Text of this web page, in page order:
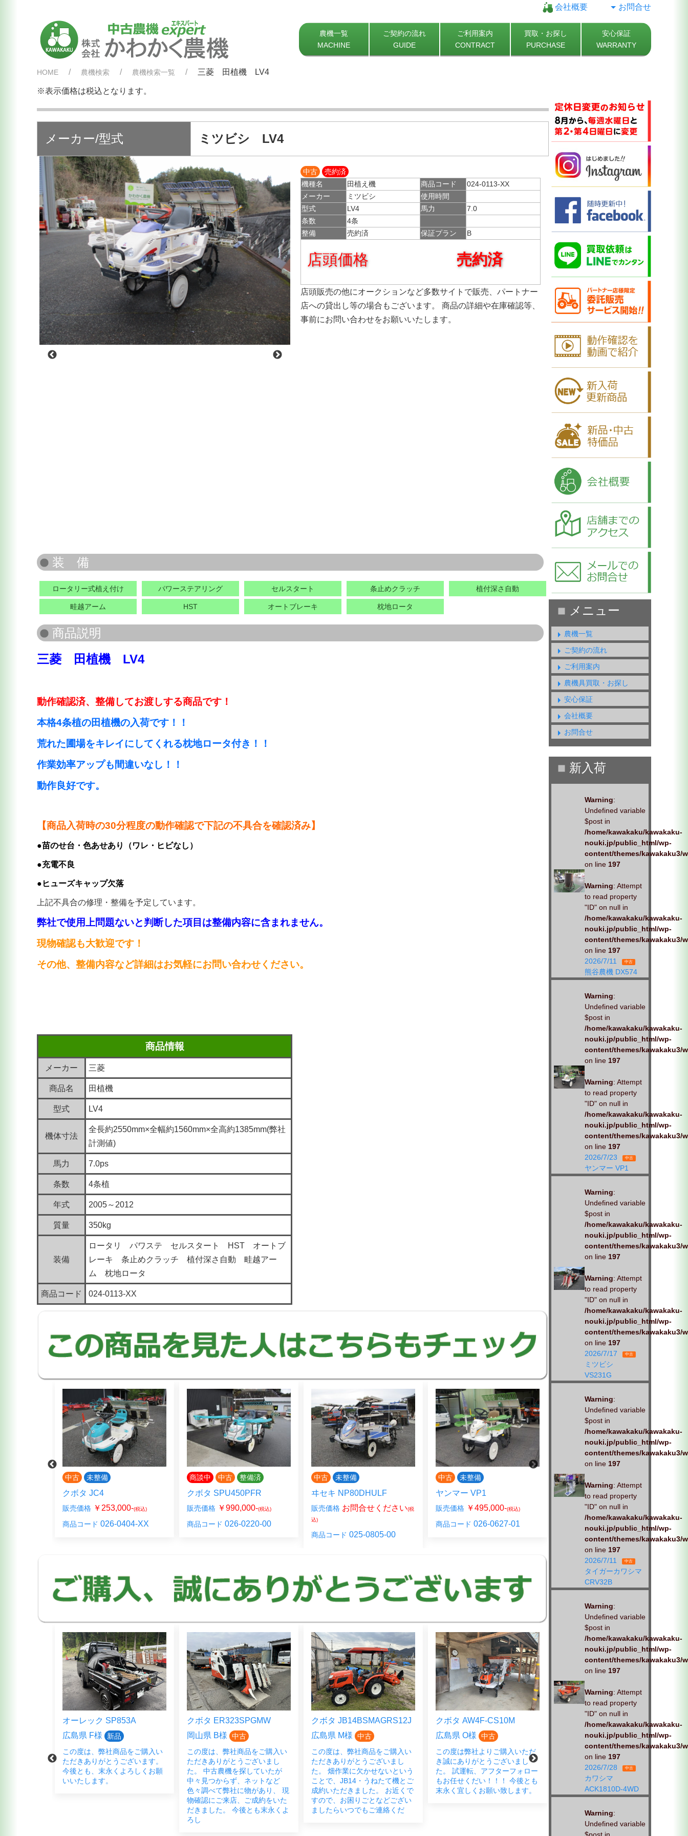
会社概要 お問合せ
農機一覧
MACHINE
ご契約の流れ
GUIDE
ご利用案内
CONTRACT
買取・お探し
PURCHASE
安心保証
WARRANTY
HOME 農機検索 農機検索一覧 三菱 田植機 LV4
※表示価格は税込となります。
メーカー/型式 ミツビシ LV4
中古
売約済
機種名
田植え機 商品コード
024-0113-XX
メーカー
ミツビシ
使用時間
型式
LV4 馬力
7.0
条数
4条
整備
売約済 保証プラン B
店頭価格 売約済
店頭販売の他にオークションなど多数サイトで販売、パートナー
店への貸出し等の場合もございます。 商品の詳細や在庫確認等、
事前にお問い合わせをお願いいたします。
ロータリー式植え付け パワーステアリング セルスタート 条止めクラッチ 植付深さ自動
畦越アーム HST オートブレーキ 枕地ロータ
三菱 田植機 LV4
動作確認済、整備してお渡しする商品です！
本格4条植の田植機の入荷です！！
荒れた圃場をキレイにしてくれる枕地ロータ付き！！
作業効率アップも間違いなし！！
動作良好です。
【商品入荷時の30分程度の動作確認で下記の不具合を確認済み】
●苗のせ台・色あせあり（ワレ・ヒビなし）
●充電不良
●ヒューズキャップ欠落
上記不具合の修理・整備を予定しています。
弊社で使用上問題ないと判断した項目は整備内容に含まれません。
現物確認も大歓迎です！
その他、整備内容など詳細はお気軽にお問い合わせください。
商品情報
メーカー 三菱
商品名 田植機
型式 LV4
機体寸法
全長約2550mm×全幅約1560mm×全高約1385mm(弊社
計測値)
馬力 7.0ps
条数 4条植
年式 2005～2012
質量 350kg
装備
ロータリ パワステ セルスタート HST オートブ
レーキ 条止めクラッチ 植付深さ自動 畦越アー
ム 枕地ロータ
商品コード 024-0113-XX
中古 未整備
クボタ JC4
販売価格 ￥253,000-(税込)
商品コード 026-0404-XX
商談中 中古 整備済
クボタ SPU450PFR
販売価格 ￥990,000-(税込)
商品コード 026-0220-00
中古 未整備
ヰセキ NP80DHULF
販売価格 お問合せください(税
込)
商品コード 025-0805-00
中古 未整備
ヤンマー VP1
販売価格 ￥495,000-(税込)
商品コード 026-0627-01
中古 未整備
クボタ JC4AD
販売価格 ￥396,000-
026-0410-00
オーレック SP853A
広島県 F様
新品
この度は、弊社商品をご購入い
ただきありがとうございます。
今後とも、末永くよろしくお願
いいたします。
クボタ ER323SPGMW
岡山県 B様
中古
この度は、弊社商品をご購入い
ただきありがとうございまし
た。 中古農機を探していたが
中々見つからず、ネットなど
色々調べて弊社に物があり、 現
物確認にご来店、ご成約をいた
だきました。 今後とも末永くよ
ろし
クボタ JB14BSMAGRS12J
広島県 M様
中古
この度は、弊社商品をご購入い
ただきありがとうございまし
た。 畑作業に欠かせないという
ことで、JB14・うねたて機とご
成約いただきました。 お近くで
すので、お困りごとなどござい
ましたらいつでもご連絡くだ
クボタ AW4F-CS10M
広島県 O様
中古
この度は弊社よりご購入いただ
き誠にありがとうございまし
た。 試運転、アフターフォロー
もお任せくだい！！！ 今後とも
末永く宜しくお願い致します。
クボタ EP4DF-CS
広島県 S様 中古
ただきありがとうございまし
た。 春の蔵出し市にご来店さ
れ、ご成約いただきました。
「試運転もお願いします」とお
りと、対応させていただきま
農機一覧
ご契約の流れ
ご利用案内
農機具買取・お探し
安心保証
会社概要
お問合せ
Warning:
Undefined variable
$post in
/home/kawakaku/kawakaku-
nouki.jp/public_html/wp-
content/themes/kawakaku3/
on line 197
Warning: Attempt
to read property
"ID" on null in
/home/kawakaku/kawakaku-
nouki.jp/public_html/wp-
content/themes/kawakaku3/
on line 197
2026/7/11
中古
熊谷農機 DX574
Warning:
Undefined variable
$post in
/home/kawakaku/kawakaku-
nouki.jp/public_html/wp-
content/themes/kawakaku3/
on line 197
Warning: Attempt
to read property
"ID" on null in
/home/kawakaku/kawakaku-
nouki.jp/public_html/wp-
content/themes/kawakaku3/
on line 197
2026/7/23
中古
ヤンマー VP1
Warning:
Undefined variable
$post in
/home/kawakaku/kawakaku-
nouki.jp/public_html/wp-
content/themes/kawakaku3/
on line 197
Warning: Attempt
to read property
"ID" on null in
/home/kawakaku/kawakaku-
nouki.jp/public_html/wp-
content/themes/kawakaku3/
on line 197
2026/7/17
中古
ミツビシ
VS231G
Warning:
Undefined variable
$post in
/home/kawakaku/kawakaku-
nouki.jp/public_html/wp-
content/themes/kawakaku3/
on line 197
Warning: Attempt
to read property
"ID" on null in
/home/kawakaku/kawakaku-
nouki.jp/public_html/wp-
content/themes/kawakaku3/
on line 197
2026/7/11
中古
タイガーカワシマ
CRV32B
Warning:
Undefined variable
$post in
/home/kawakaku/kawakaku-
nouki.jp/public_html/wp-
content/themes/kawakaku3/
on line 197
Warning: Attempt
to read property
"ID" on null in
/home/kawakaku/kawakaku-
nouki.jp/public_html/wp-
content/themes/kawakaku3/
on line 197
2026/7/28
中古
カワシマ
ACK1810D-4WD
Warning:
Undefined variable